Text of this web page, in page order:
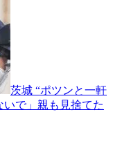
茨城 “ポツンと一軒
で」親も見捨てた